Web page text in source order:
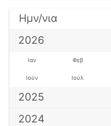
Ημν/νια
2026
Ιαν Φεβ
Ιούν Ιούλ
2025
2024